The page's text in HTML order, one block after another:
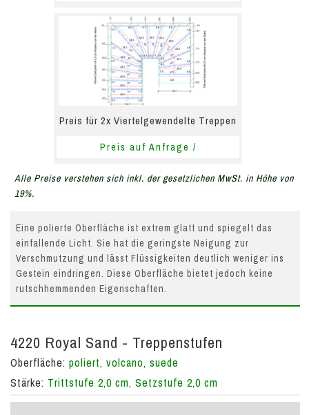
Preis für 2x Viertelgewendelte Treppen
Preis auf Anfrage /
Alle Preise verstehen sich inkl. der gesetzlichen MwSt. in Höhe von
19%.
Eine polierte Oberfläche ist extrem glatt und spiegelt das
einfallende Licht. Sie hat die geringste Neigung zur
Verschmutzung und lässt Flüssigkeiten deutlich weniger ins
Gestein eindringen. Diese Oberfläche bietet jedoch keine
rutschhemmenden Eigenschaften.
4220 Royal Sand - Treppenstufen
Oberfläche: poliert, volcano, suede
Stärke: Trittstufe 2,0 cm, Setzstufe 2,0 cm